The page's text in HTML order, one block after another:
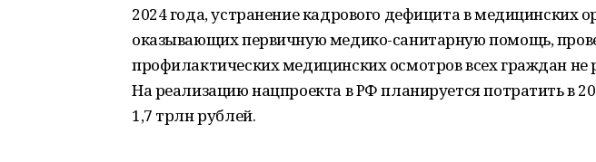
2024 года, устранение кадрового дефицита в медицинских
оказывающих первичную медико-санитарную помощь,
профилактических медицинских осмотров всех граждан не
На реализацию нацпроекта в РФ планируется потратить в
1,7 трлн рублей.